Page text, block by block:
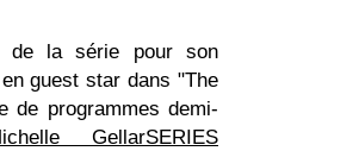
de la série pour son
guest star dans "The
de programmes demi-
GellarSERIES